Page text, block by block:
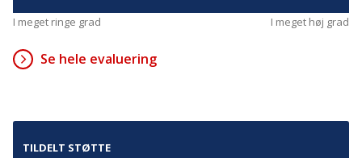
I meget ringe grad I meget høj grad
Se hele evaluering
TILDELT STØTTE
info@tryghedsgruppen.dk